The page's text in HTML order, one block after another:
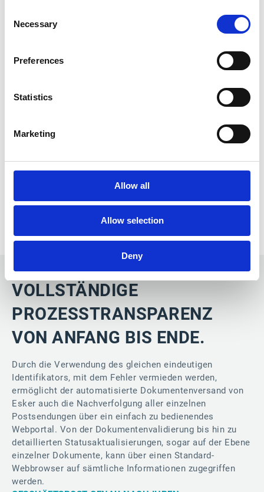
Selection
Necessary
Preferences
Statistics
Marketing
Allow all
Allow selection
Deny
Umschläge usw.) und wird von optischen Lasergeräten
erfasst, sodass eventuelle Format- oder Seitenzahlfehler
VOLLSTÄNDIGE
PROZESSTRANSPARENZ
VON ANFANG BIS ENDE.
Durch die Verwendung des gleichen eindeutigen
Identifikators, mit dem Fehler vermieden werden,
ermöglicht der automatisierte Dokumentenversand von
Esker auch die Nachverfolgung aller einzelnen
Postsendungen über ein einfach zu bedienendes
Webportal. Von der Dokumentenvalidierung bis hin zu
detaillierten Statusaktualisierungen, sogar auf der Ebene
einzelner Dokumente, kann über einen Standard-
Webbrowser auf sämtliche Informationen zugegriffen
werden.